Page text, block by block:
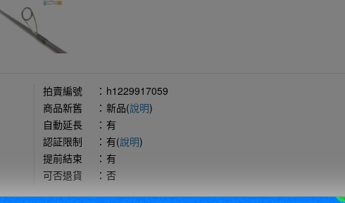
拍賣編號 ： h1229917059
商品新舊
： 新品(說明)
自動延長
： 有
認証限制
： 有(說明)
提前結束
： 有
可否退貨
： 否